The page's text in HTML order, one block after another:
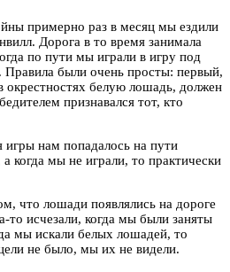
примерно раз в месяц мы ездили
Дорога в то время занимала
по пути мы играли в игру под
Правила были очень просты: первый,
окрестностях белую лошадь, должен
признавался тот, кто
нам попадалось на пути
когда мы не играли, то практически
что лошади появлялись на дороге
то исчезали, когда мы были заняты
мы искали белых лошадей, то
не было, мы их не видели.